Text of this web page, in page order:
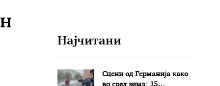
Најчитани
Сцени од Германија како
во сред зима: 15